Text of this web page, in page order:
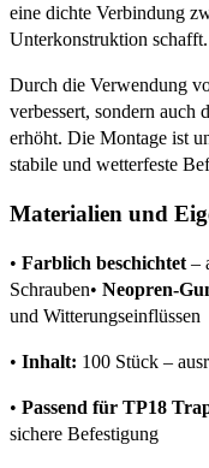
eine dichte Verbindung
Unterkonstruktion schafft.
Durch die Verwendung
verbessert, sondern auch
erhöht. Die Montage ist
stabile und wetterfeste
Materialien und
• Farblich beschichtet –
Schrauben• Neopren-
und Witterungseinflüssen
• Inhalt: 100 Stück –
• Passend für TP18
sichere Befestigung